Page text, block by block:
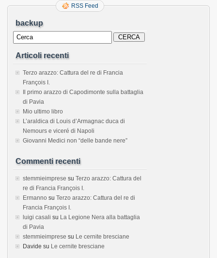
RSS Feed
backup
Articoli recenti
Terzo arazzo: Cattura del re di Francia
François I.
Il primo arazzo di Capodimonte sulla battaglia
di Pavia
Mio ultimo libro
L’araldica di Louis d’Armagnac duca di
Nemours e viceré di Napoli
Giovanni Medici non “delle bande nere”
Commenti recenti
stemmieimprese su Terzo arazzo: Cattura del
re di Francia François I.
Ermanno su Terzo arazzo: Cattura del re di
Francia François I.
luigi casali su La Legione Nera alla battaglia
di Pavia
stemmieimprese su Le cernite bresciane
Davide su Le cernite bresciane